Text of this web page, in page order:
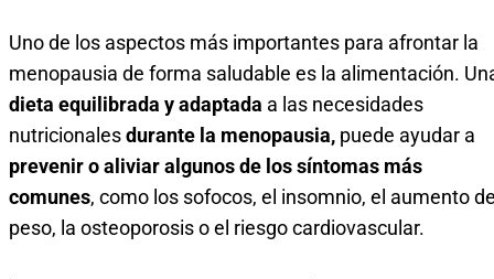
Uno de los aspectos más importantes para afrontar la
menopausia de forma saludable es la alimentación.
dieta equilibrada y adaptada a las necesidades
nutricionalesdurante la menopausia, puede ayudar a
prevenir o aliviar algunos de los síntomas más
comunes, como los sofocos, el insomnio, el aumento
peso, la osteoporosis o el riesgo cardiovascular.